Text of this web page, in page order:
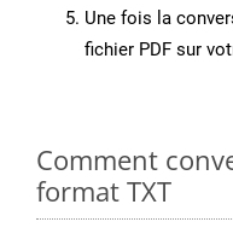
Une fois la
fichier PDF sur
Comment
format TXT